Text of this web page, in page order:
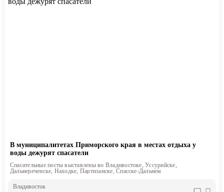
В муниципалитетах Приморского края в местах отдыха у
воды дежурят спасатели
Спасательные посты выставлены во Владивостоке, Уссурийске,
Дальнереченске, Находке, Партизанске, Спасске-Дальнем
Владивосток